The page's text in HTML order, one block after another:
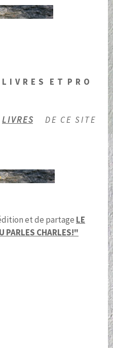
I V R E S E T P R O
L I V R E SD E C E S I T E
et de partage LE
PARLES CHARLES!"